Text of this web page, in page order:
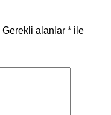
Gerekli alanlar * ile